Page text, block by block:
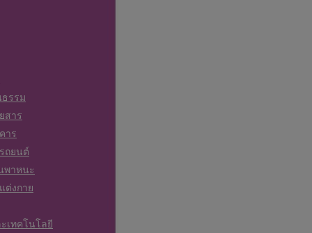
รรม
สาร
าร
ถยนต์
พาหนะ
ต่งกาย
เทคโนโลยี